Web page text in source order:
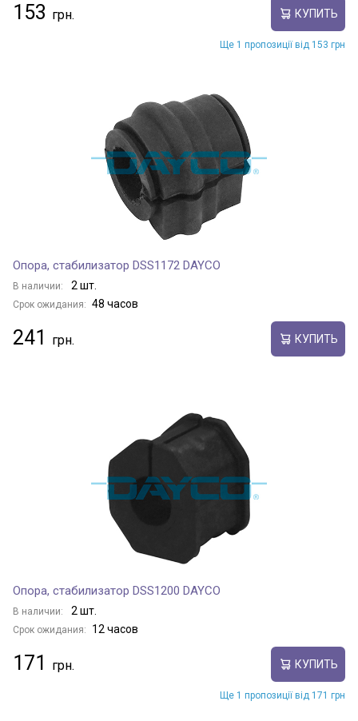
153 КУПИТЬ
Ще 1 пропозиції від 153 грн
Опора, стабилизатор DSS1172 DAYCO
В наличии: 2 шт.
Срок ожидания: 48 часов
241 КУПИТЬ
Опора, стабилизатор DSS1200 DAYCO
В наличии: 2 шт.
Срок ожидания: 12 часов
171 КУПИТЬ
Ще 1 пропозиції від 171 грн